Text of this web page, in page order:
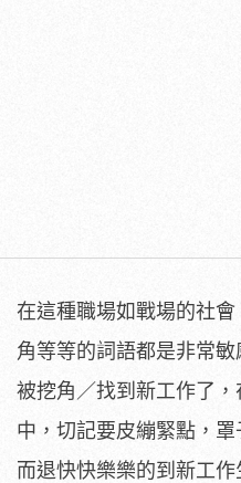
在這種職場如戰場的社
角等等的詞語都是非常
被挖角／找到新工作了
中，切記要皮繃緊點，
而退快快樂樂的到新工作